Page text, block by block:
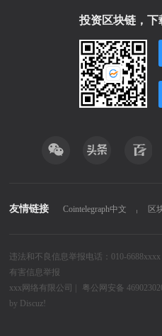
投资区块链，
友情链接 Cointelegraph中文 区
违法和不良信息举报电话：010-6688xxxx
有害信息举报
xxx网络有限公司
粤公网安备
by Discuz!